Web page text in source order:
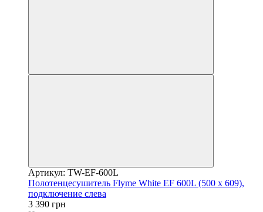
Артикул: TW-EF-600L
Полотенцесушитель Flyme White EF 600L (500 х 609),
подключение слева
3 390 грн